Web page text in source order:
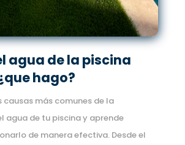
agua de la piscina
hago?
causas más comunes de la
agua de tu piscina y aprende
de manera efectiva. Desde el